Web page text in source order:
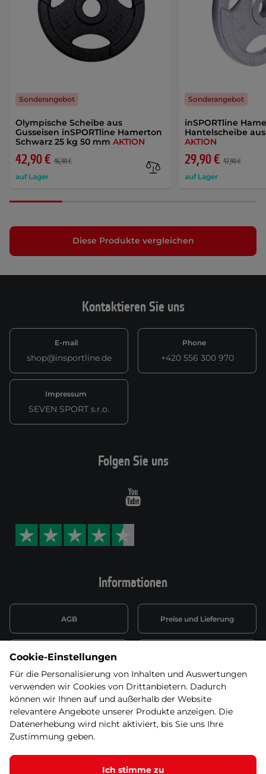
Olympische Scheibe aus
Gusseisen inSPORTline Hamerton
Schwarz 25 kg 50 mm AKTION
42,90 € 46,90 €
auf Lager
Sonderangebot
inSPORTline
Hantelscheibe
AKTION
29,90 € 47,90 €
auf Lager
Sonderangebot
Diese Produkte vergleichen
Kontaktieren Sie uns
E-mail
shop@insportline.de
Phone
+420 556 300 970
Impressum
SEVEN SPORT s.r.o.
Informationen
AGB Preise und Lieferung
Datenschutzerklärung
Wiederufsbelehrung mit Link
zum Formular
Batterieentsorgung
Informationen zu Elektro-
und Elektonikgeräten
Widerruf erklären
Folgen Sie uns
Youtube
Cookie-Einstellungen
Für die Personalisierung von Inhalten und Auswertungen
verwenden wir Cookies von Drittanbietern. Dadurch
können wir Ihnen auf und außerhalb der Website
relevantere Angebote unserer Produkte anzeigen. Die
Datenerhebung wird nicht aktiviert, bis Sie uns Ihre
Zustimmung geben.
Ich stimme zu